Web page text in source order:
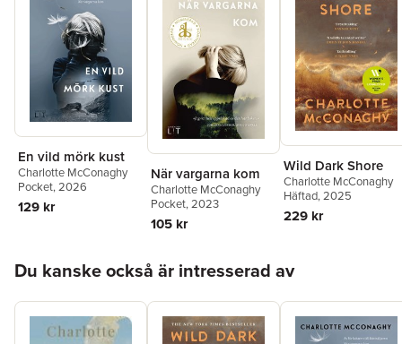
En vild mörk kust
Charlotte McConaghy
Pocket, 2026
129 kr
När vargarna kom
Charlotte McConaghy
Pocket, 2023
105 kr
Wild Dark Shore
Charlotte McConaghy
Häftad, 2025
229 kr
Du kanske också är intresserad av